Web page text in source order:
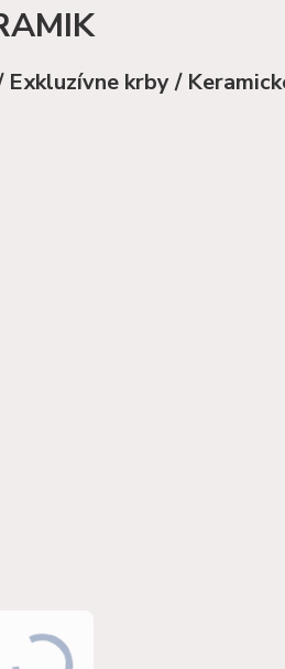
krby /